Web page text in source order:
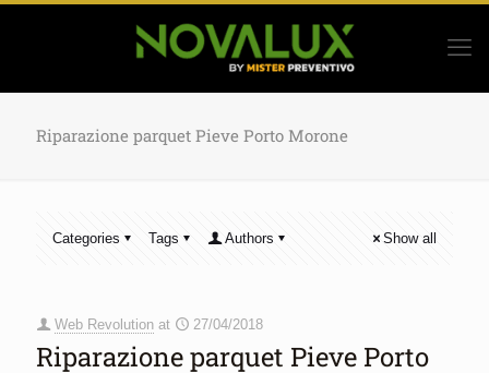
Riparazione parquet Pieve Porto Morone
Categories Tags Authors Show all
Web Revolution at 27/04/2018
Riparazione parquet Pieve Porto